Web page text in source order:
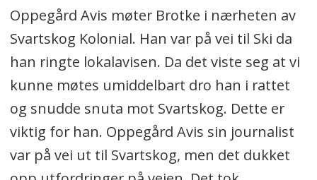
Oppegård Avis møter Brotke i nærheten av
Svartskog Kolonial. Han var på vei til Ski da
han ringte lokalavisen. Da det viste seg at vi
kunne møtes umiddelbart dro han i rattet
og snudde snuta mot Svartskog. Dette er
viktig for han. Oppegård Avis sin journalist
var på vei ut til Svartskog, men det dukket